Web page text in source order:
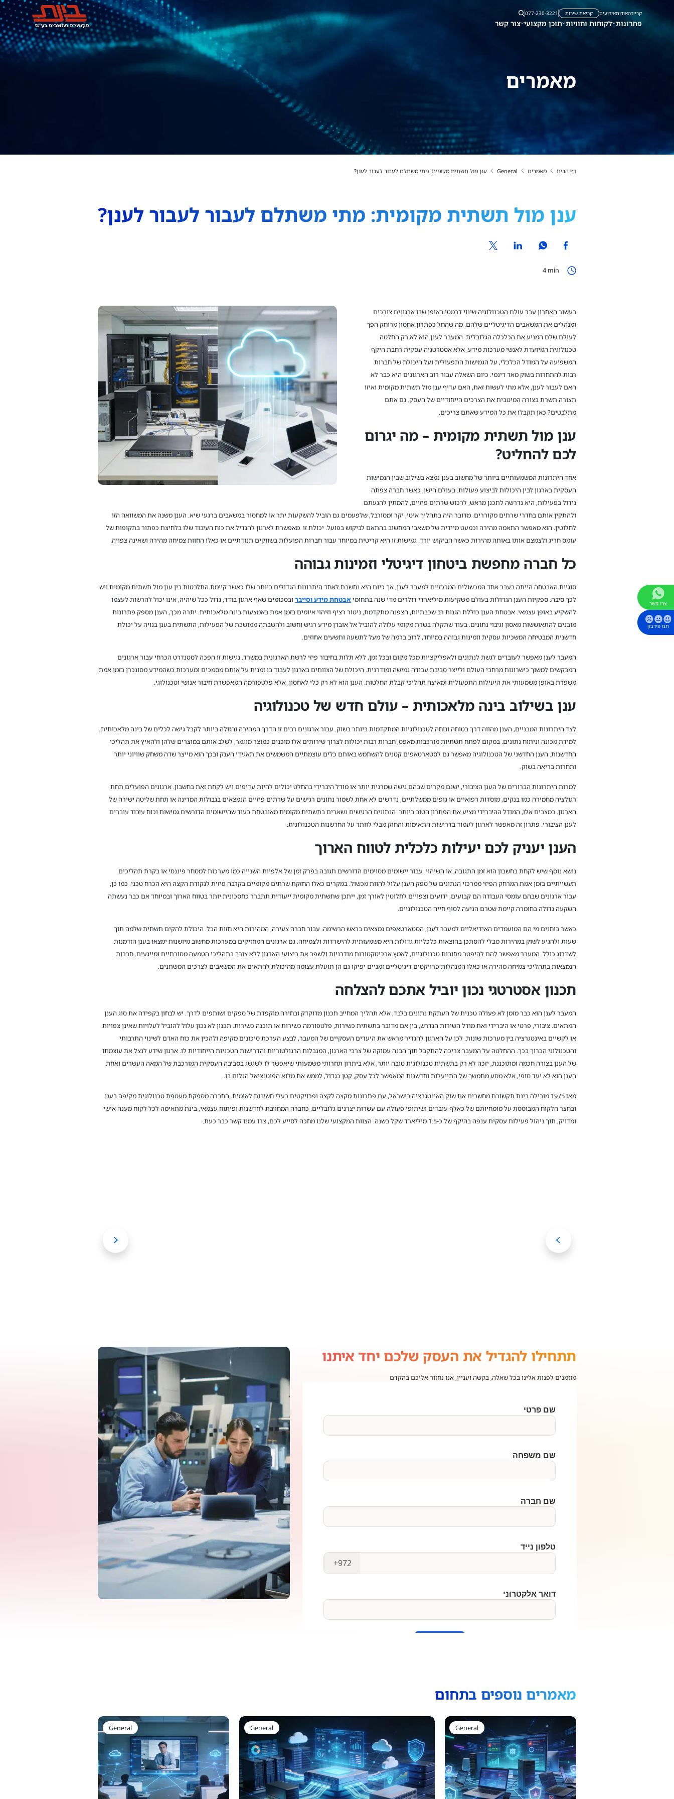
קריירהאודותאירועים קריאת שירות 077-230-3221
פתרונות לקוחות וחוויות תוכן מקצועי צור קשר
צרו קשר
תנו פידבק
מאמרים
דף הבית מאמרים General ענן מול תשתית מקומית: מתי משתלם לעבור לעבור לענן?
ענן מול תשתית מקומית: מתי משתלם לעבור לעבור לענן?
4 min
בעשור האחרון עבר עולם הטכנולוגיה שינוי דרמטי באופן שבו ארגונים צורכים
ומנהלים את המשאבים הדיגיטליים שלהם. מה שהחל כפתרון אחסון מרוחק הפך
לעולם שלם המניע את הכלכלה הגלובלית. המעבר לענן הוא לא רק החלטה
טכנולוגית המיועדת לאנשי מערכות מידע, אלא אסטרטגיה עסקית רחבת היקף
המשפיעה על המודל הכלכלי, על הגמישות התפעולית ועל היכולת של חברות
רבות להתחרות בשוק מאד דינמי. כיום השאלה עבור רוב הארגונים היא כבר לא
האם לעבור לענן, אלא מתי לעשות זאת, האם עדיף ענן מול תשתית מקומית ואיזו
תצורה תשרת בצורה המיטבית את הצרכים הייחודיים של העסק. גם אתם
מתלבטים? כאן תקבלו את כל המידע שאתם צריכים.
ענן מול תשתית מקומית – מה יגרום
לכם להחליט?
אחד היתרונות המשמעותיים ביותר של מחשוב בענן נמצא בשילוב שבין הגמישות
העסקית בארגון לבין היכולות לביצוע פעולות. בעולם הישן, כאשר חברה צפתה
גידול בפעילות, היא נדרשה לתכנן מראש, לרכוש שרתים פיזיים, להמתין להגעתם
ולהתקין אותם בחדרי שרתים מקוררים. מדובר היה בתהליך איטי, יקר ומסורבל, שלפעמים גם הוביל להשקעות יתר או למחסור במשאבים ברגעי שיא. הענן משנה את המשוואה הזו
לחלוטין. הוא מאפשר התאמה מהירה וכמעט מיידית של משאבי המחשוב בהתאם לביקוש בפועל. יכולת זו מאפשרת לארגון להגדיל את כוח העיבוד שלו בלחיצת כפתור בתקופות של
עומס חריג ולצמצם אותו באותה מהירות כאשר הביקוש יורד. גמישות זו היא קריטית במיוחד עבור חברות הפועלות בשווקים תנודתיים או כאלו החוות צמיחה מהירה ושאינה צפויה.
כל חברה מחפשת ביטחון דיגיטלי וזמינות גבוהה
סוגיית האבטחה הייתה בעבר אחד המכשולים המרכזיים למעבר לענן, אך כיום היא נחשבת לאחד היתרונות הגדולים ביותר שלו כאשר קיימת התלבטות בין ענן מול תשתית מקומית ויש
לכך סיבה. ספקיות הענן הגדולות בעולם משקיעות מיליארדי דולרים מדי שנה בתחומיאבטחת מידע וסייברובסכומים שאף ארגון בודד, גדול ככל שיהיה, אינו יכול להרשות לעצמו
להשקיע באופן עצמאי. אבטחת הענן כוללת הגנות רב שכבתיות, הצפנה מתקדמת, ניטור רציף וזיהוי איומים בזמן אמת באמצעות בינה מלאכותית. יתרה מכך, הענן מספק פתרונות
מובנים להתאוששות מאסון וגיבוי נתונים. בעוד שתקלה בשרת מקומי עלולה להוביל אל אובדן מידע רגיש וחשוב ולהשבתה ממושכת של הפעילות, התשתית בענן בנויה על יכולת
חדשנית המבטיחה המשכיות עסקית וזמינות גבוהה במיוחד, לרוב ברמה של מעל לתשעה ותשעים אחוזים.
המעבר לענן מאפשר לעובדים לגשת לנתונים ולאפליקציות מכל מקום ובכל זמן, ללא תלות בחיבור פיזי לרשת הארגונית במשרד. נגישות זו הפכה לסטנדרט הכרחי עבור ארגונים
המבקשים למשוך כישרונות מרחבי העולם ולייצר סביבת עבודה גמישה ומודרנית. היכולת של הצוותים בארגון לעבוד בו זמנית על אותם מסמכים ומערכות כשהמידע מסונכרן בזמן אמת
משפרת באופן משמעותי את היעילות התפעולית ומאיצה תהליכי קבלת החלטות. הענן הוא לא רק כלי לאחסון, אלא פלטפורמה המאפשרת חיבור אנושי וטכנולוגי.
ענן בשילוב בינה מלאכותית – עולם חדש של טכנולוגיה
לצד היתרונות המבניים, הענן מהווה דרך בטוחה ונוחה לטכנולוגיות המתקדמות ביותר בשוק. עבור ארגונים רבים זו הדרך המהירה והזולה ביותר לקבל גישה לכלים של בינה מלאכותית,
למידת מכונה וניתוח נתונים. במקום לפתח תשתיות מורכבות מאפס, חברות רבות יכולות לצרוך שירותים אלו מוכנים כמוצר מוגמר, לשלב אותם במוצרים שלהן ולהאיץ את תהליכי
החדשנות. הענן החדשני של הטכנולוגיה מאפשר גם לסטארטאפים קטנים להשתמש באותם כלים עוצמתיים המשמשים את תאגידי הענק ובכך הוא מייצר שדה משחק שוויוני יותר
ותחרות בריאה בשוק.
למרות היתרונות הברורים של הענן הציבורי, ישנם מקרים שבהם גישה שמרנית יותר או מודל היברידי בהחלט יכולים להיות עדיפים ויש לקחת זאת בחשבון. ארגונים הפועלים תחת
רגולציה מחמירה כמו בנקים, מוסדות רפואיים או גופים ממשלתיים, נדרשים לא אחת לשמור נתונים רגישים על שרתים פיזיים הנמצאים בגבולות המדינה או תחת שליטה ישירה של
הארגון. במצבים אלו, המודל ההיברידי מציע את הפתרון הטוב ביותר. הנתונים הרגישים נשארים בתשתית מקומית מאובטחת בעוד שהיישומים הדורשים גמישות וכוח עיבוד עוברים
לענן הציבורי. פתרון זה מאפשר לארגון לעמוד בדרישות התאימות והחוק מבלי לוותר על החדשנות הטכנולוגית.
הענן יעניק לכם יעילות כלכלית לטווח הארוך
נושא נוסף שיש לקחת בחשבון הוא זמן התגובה, או השיהוי. עבור יישומים מסוימים הדורשים תגובה בפרק זמן של אלפיות השנייה כמו מערכות למסחר פיננסי או בקרת תהליכים
תעשייתיים בזמן אמת המרחק הפיזי ממרכזי הנתונים של ספק הענן עלול להוות מכשול. במקרים כאלו החזקת שרתים מקומיים בקרבה פיזית לנקודת הקצה היא הכרח טכני. כמו כן,
עבור ארגונים שבהם עומסי העבודה הם קבועים, ידועים וצפויים לחלוטין לאורך זמן, ייתכן שתשתית מקומית ייעודית תתברר כחסכונית יותר בטווח הארוך ובמיוחד אם כבר נעשתה
השקעה גדולה בחומרה קיימת שטרם הגיעה לסוף חייה הטכנולוגיים.
כאשר בוחנים מי הם המועמדים האידיאליים למעבר לענן, הסטארטאפים נמצאים בראש הרשימה. עבור חברה צעירה, המהירות היא חזות הכל. היכולת להקים תשתית שלמה תוך
שעות ולהגיע לשוק במהירות מבלי להסתכן בהוצאות כלכליות גדולות היא משמעותית להישרדות ולצמיחה. גם ארגונים המחזיקים במערכות מחשוב מיושנות ימצאו בענן הזדמנות
לשדרוג כולל. המעבר מאפשר להם להיפטר מחובות טכנולוגיים, לאמץ ארכיטקטורות מודרניות ולשפר את ביצועי הארגון ללא צורך בתהליכי הטמעה מסורתיים ומייגעים. חברות
הנמצאות בתהליכי צמיחה מהירה או כאלו המנהלות פרויקטים דיגיטליים זמניים יפיקו גם הן תועלת עצומה מהיכולת להתאים את המשאבים לצרכים המשתנים.
תכנון אסטרטגי נכון יוביל אתכם להצלחה
המעבר לענן הוא כבר מזמן לא פעולה טכנית של העתקת נתונים בלבד, אלא תהליך המחייב תכנון מדוקדק ובחירה מוקפדת של ספקים ושותפים לדרך. יש לבחון בקפידה את סוג הענן
המתאים. ציבורי, פרטי או היברידי ואת מודל השירות הנדרש, בין אם מדובר בתשתית כשירות, פלטפורמה כשירות או תוכנה כשירות. תכנון לא נכון עלול להוביל לעלויות שאינן צפויות
או לקשיים באינטגרציה בין מערכות שונות. לכן על הארגון להגדיר מראש את היעדים העסקיים של המעבר, לבצע הערכת סיכונים מקיפה ולהכין את כוח האדם לשינוי התרבותי
והטכנולוגי הכרוך בכך. ההחלטה על המעבר צריכה להתקבל תוך הבנה עמוקה של צרכי הארגון, המגבלות הרגולטוריות והדרישות הטכניות הייחודיות לו. ארגון שידע לנצל את עוצמתו
של הענן בצורה חכמה ומתוכננת, יזכה לא רק בתשתית טכנולוגית טובה יותר, אלא ביתרון תחרותי משמעותי שיאפשר לו לשגשג בסביבה העסקית המורכבת של המאה העשרים ואחת.
הענן הוא לא יעד סופי, אלא מסע מתמשך של התייעלות וחדשנות המאפשר לכל עסק, קטן כגדול, לממש את מלוא הפוטנציאל הגלום בו.
מאז 1975 מובילה בינת תקשורת מחשבים את שוק האינטגרציה בישראל, עם פתרונות מקצה לקצה ופרויקטים בעלי חשיבות לאומית. החברה מספקת מעטפת טכנולוגית מקיפה בענן
ובחצר הלקוח המבוססת על מומחיותם של כאלף עובדים ושיתופי פעולה עם עשרות יצרנים גלובליים. כחברה המחויבת לחדשנות ופיתוח עצמאי, בינת מתאימה לכל לקוח מענה אישי
ומדויק, תוך ניהול פעילות עסקית ענפה בהיקף של כ-1.5 מיליארד שקל בשנה. הצוות המקצועי שלנו מחכה לסייע לכם, צרו עמנו קשר כבר כעת.
תתחילו להגדיל את העסק שלכם יחד איתנו
מוזמנים לפנות אלינו בכל שאלה, בקשה ועניין, אנו נחזור אליכם בהקדם
מאמרים נוספים בתחום
General
General
General